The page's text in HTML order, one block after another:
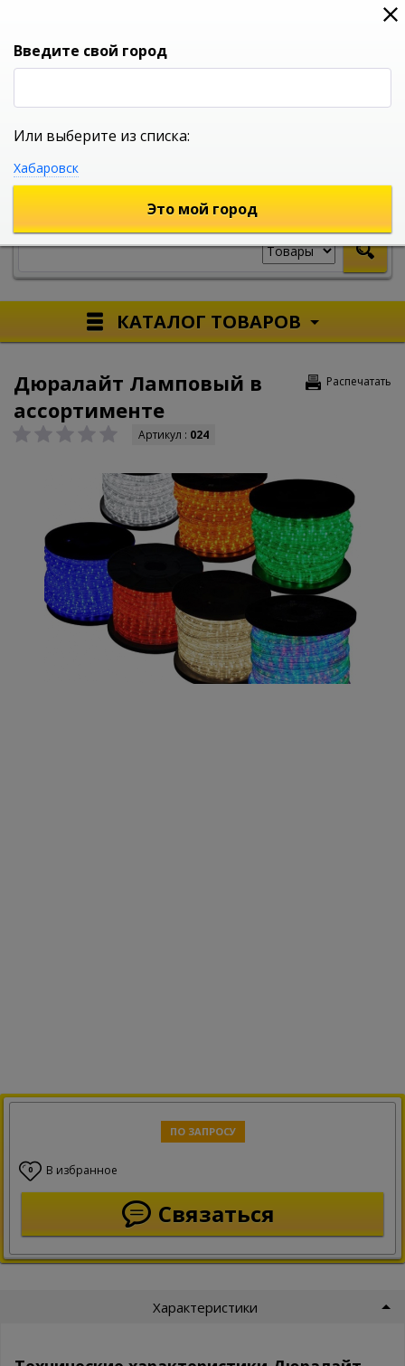
0
УНИВЕРСАЛЬНЫЙ ИНТЕРНЕТ МАГАЗИН
КАТАЛОГ ТОВАРОВ
Распечатать
Дюралайт Ламповый в
ассортименте
Артикул : 024
ПО ЗАПРОСУ
0 В избранное
Связаться
Характеристики
Введите свой город
Или выберите из списка:
Хабаровск
Это мой город